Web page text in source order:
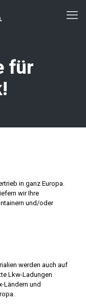
für
in ganz Europa.
wir Ihre
und/oder
werden auch auf
Lkw-Ladungen
Ländern und